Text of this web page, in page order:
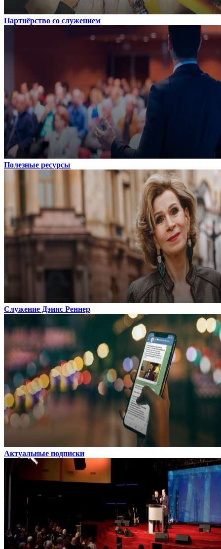
Партнёрство со служением
Полезные ресурсы
Служение Дэнис Реннер
Актуальные подписки